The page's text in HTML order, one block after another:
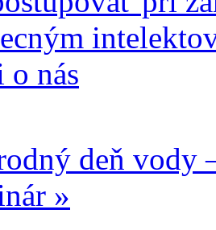
o nás
deň vody
»